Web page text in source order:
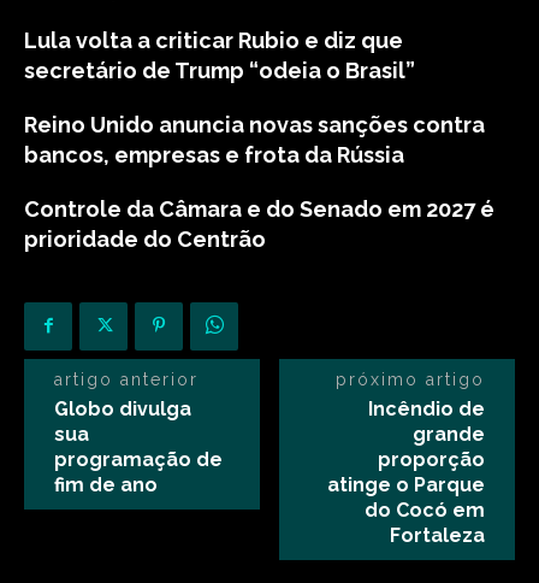
Lula volta a criticar Rubio e diz que
secretário de Trump “odeia o Brasil”
Reino Unido anuncia novas sanções contra
bancos, empresas e frota da Rússia
Controle da Câmara e do Senado em 2027 é
prioridade do Centrão
artigo anterior
Globo divulga
sua
programação de
fim de ano
próximo artigo
Incêndio de
grande
proporção
atinge o Parque
do Cocó em
Fortaleza